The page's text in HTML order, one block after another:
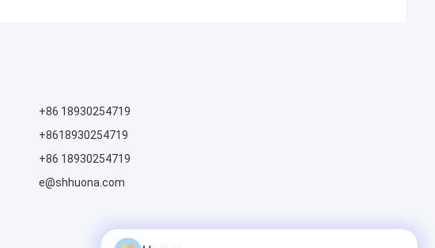
+86 18930254719
+8618930254719
+86 18930254719
e@shhuona.com